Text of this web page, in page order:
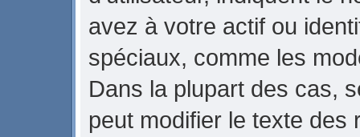
avez à votre actif ou
spéciaux, comme les
Dans la plupart des cas,
peut modifier le texte des